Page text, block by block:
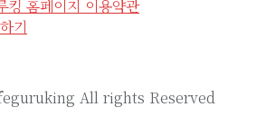
킹 홈페이지 이용약관
기
All rights Reserved